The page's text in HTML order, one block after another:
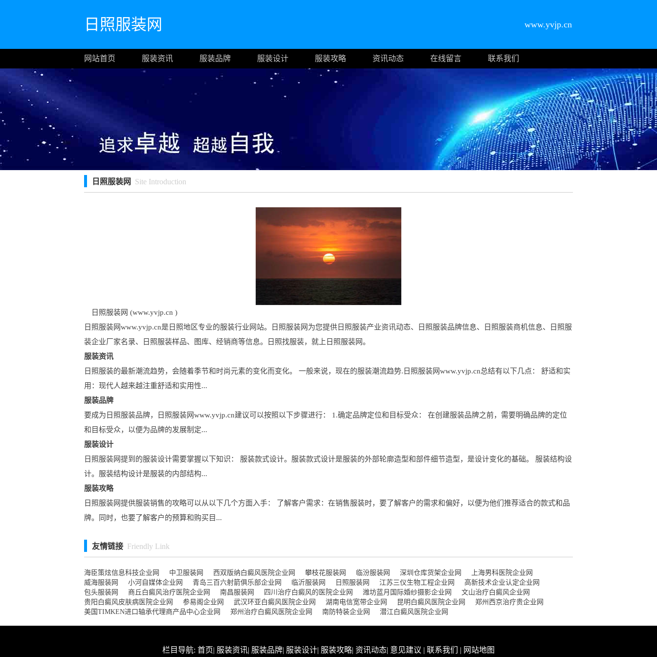
日照服装网 www.yvjp.cn
网站首页 服装资讯 服装品牌 服装设计 服装攻略 资讯动态 在线留言 联系我们
日照服装网 Site Introduction
日照服装网 (www.yvjp.cn )
日照服装网www.yvjp.cn是日照地区专业的服装行业网站。日照服装网为您提供日照服装产业资讯动态、日照服装品牌信息、日照服装商机信息、日照服
装企业厂家名录、日照服装样品、图库、经销商等信息。日照找服装，就上日照服装网。
服装资讯
日照服装的最新潮流趋势，会随着季节和时尚元素的变化而变化。 一般来说，现在的服装潮流趋势.日照服装网www.yvjp.cn总结有以下几点： 舒适和实
用：现代人越来越注重舒适和实用性...
服装品牌
要成为日照服装品牌，日照服装网www.yvjp.cn建议可以按照以下步骤进行： 1.确定品牌定位和目标受众： 在创建服装品牌之前，需要明确品牌的定位
和目标受众，以便为品牌的发展制定...
服装设计
日照服装网提到的服装设计需要掌握以下知识： 服装款式设计。服装款式设计是服装的外部轮廓造型和部件细节造型，是设计变化的基础。 服装结构设
计。服装结构设计是服装的内部结构...
服装攻略
日照服装网提供服装销售的攻略可以从以下几个方面入手： 了解客户需求：在销售服装时，要了解客户的需求和偏好，以便为他们推荐适合的款式和品
牌。同时，也要了解客户的预算和购买目...
友情链接 Friendly Link
海臣策炫信息科技企业网 中卫服装网 西双版纳白癜风医院企业网 攀枝花服装网 临汾服装网 深圳仓库货架企业网
上海男科医院企业网
威海服装网
小河自媒体企业网 青岛三百六射箭俱乐部企业网 临沂服装网 日照服装网 江苏三仪生物工程企业网
高新技术企业认定企业网
包头服装网
商丘白癜风治疗医院企业网 南昌服装网 四川治疗白癜风的医院企业网 潍坊蓝月国际婚纱摄影企业网
文山治疗白癜风企业网
贵阳白癜风皮肤病医院企业网
参易阁企业网 武汉环亚白癜风医院企业网 湖南电信宽带企业网 昆明白癜风医院企业网
郑州西京治疗贵企业网
美国TIMKEN进口轴承代理商产品中心企业网
郑州治疗白癜风医院企业网 南防特装企业网 潜江白癜风医院企业网
栏目导航: 首页| 服装资讯| 服装品牌| 服装设计| 服装攻略| 资讯动态| 意见建议 | 联系我们 | 网站地图